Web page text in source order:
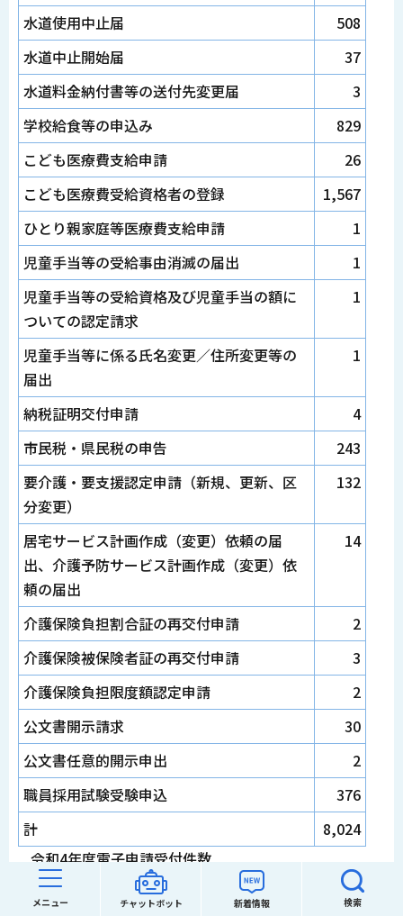
メニュー チャットボット 新着情報 検索
水道使用中止届
508
水道中止開始届
37
水道料金納付書等の送付先変更届
3
学校給食等の申込み
829
こども医療費支給申請
26
こども医療費受給資格者の登録
1,567
ひとり親家庭等医療費支給申請
1
児童手当等の受給事由消滅の届出
1
児童手当等の受給資格及び児童手当の額に
ついての認定請求
1
児童手当等に係る氏名変更／住所変更等の
届出
1
納税証明交付申請
4
市民税・県民税の申告
243
要介護・要支援認定申請（新規、更新、区
分変更）
132
居宅サービス計画作成（変更）依頼の届
出、介護予防サービス計画作成（変更）依
頼の届出
14
介護保険負担割合証の再交付申請
2
介護保険被保険者証の再交付申請
3
介護保険負担限度額認定申請
2
公文書開示請求
30
公文書任意的開示申出
2
職員採用試験受験申込
376
計
8,024
令和4年度電子申請受付件数
（令和4年4月1日から令和5年3月31日まで）